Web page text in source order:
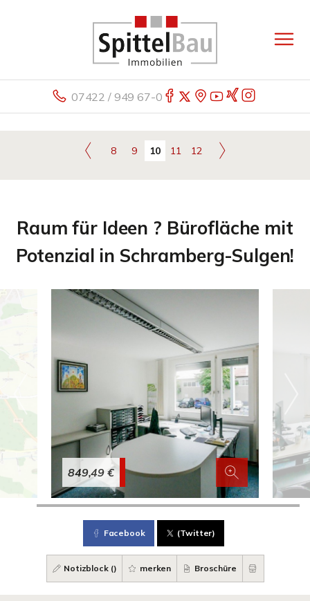
07422 / 949 67-0
8 9 10 11 12
Raum für Ideen ? Bürofläche mit
Potenzial in Schramberg-Sulgen!
849,49 €
Facebook (Twitter)
Notizblock () merken Broschüre